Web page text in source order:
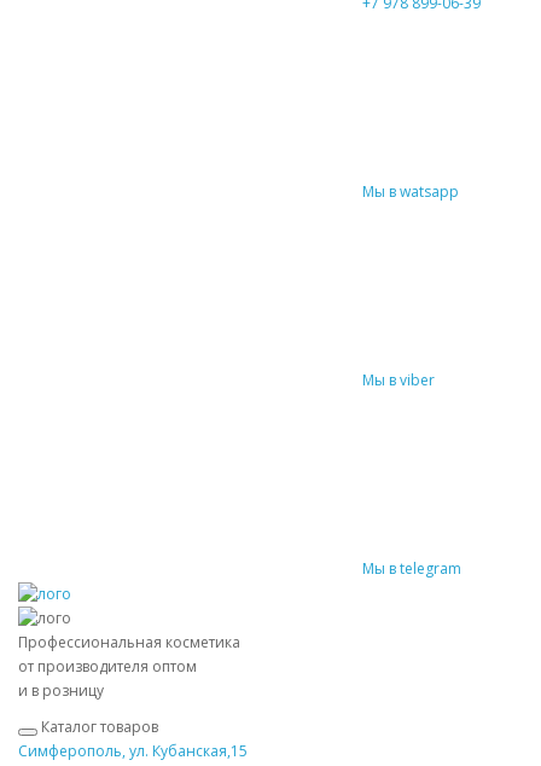
Мы в watsapp
Мы в viber
Мы в telegram
Профессиональная косметика
от производителя оптом
и в розницу
Каталог товаров
Симферополь, ул. Кубанская,15